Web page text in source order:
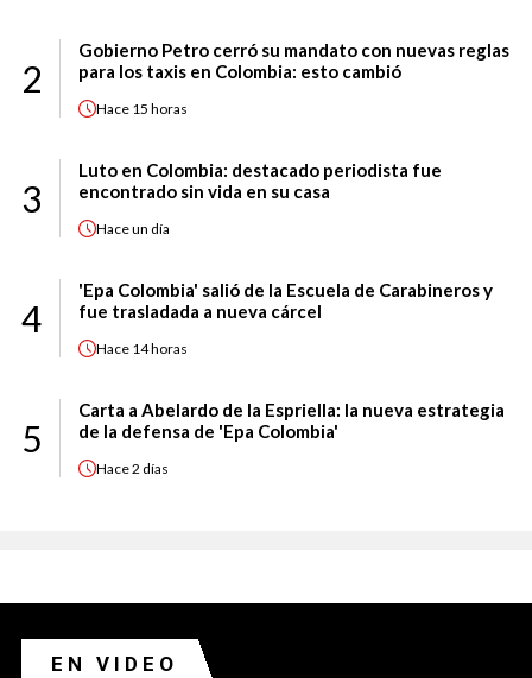
2
Gobierno Petro cerró su mandato con nuevas reglas
para los taxis en Colombia: esto cambió
Hace 15 horas
3
Luto en Colombia: destacado periodista fue
encontrado sin vida en su casa
Haceun día
4
'Epa Colombia' salió de la Escuela de Carabineros y
fue trasladada a nueva cárcel
Hace 14 horas
5
Carta a Abelardo de la Espriella: la nueva estrategia
de la defensa de 'Epa Colombia'
Hace2 días
EN VIDEO